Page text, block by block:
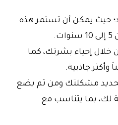
حيث يمكن أن تستمر هذه
إحياء بشرتك، كما
جاذبية.
مشكلتك ومن ثم يضع
بما يتناسب مع